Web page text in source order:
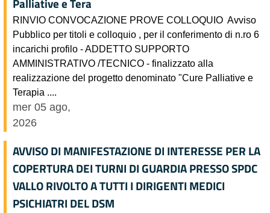
RINVIO CONVOCAZIONE PROVE COLLOQUIO Avviso
Pubblico per titoli e colloquio , per il conferimento di n.ro 6
incarichi profilo - ADDETTO SUPPORTO
AMMINISTRATIVO /TECNICO - finalizzato alla
realizzazione del progetto denominato "Cure Palliative e
Terapia ....
mer 05 ago,
2026
AVVISO DI MANIFESTAZIONE DI INTERESSE PER LA
COPERTURA DEI TURNI DI GUARDIA PRESSO SPDC
VALLO RIVOLTO A TUTTI I DIRIGENTI MEDICI
PSICHIATRI DEL DSM